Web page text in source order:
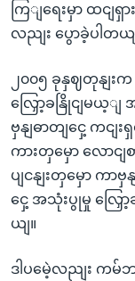
ကြျရေးမှာ ထင
လညျး ပွောခဲ့ပါတယ
၂၀၀၅ ခုနှဈတုနျ
လြှော့ခနြိုငျမယ့ျ
ဗှနျဓာတျငှေ့ ကငျး
ကားတှမှော လောငျ
ပျငနျးတှမှော ကာဗှ
ငှေ့ အသုံးပွုမှု လြှော့
ယျ။
ဒါပမေဲ့လညျး ကမ်